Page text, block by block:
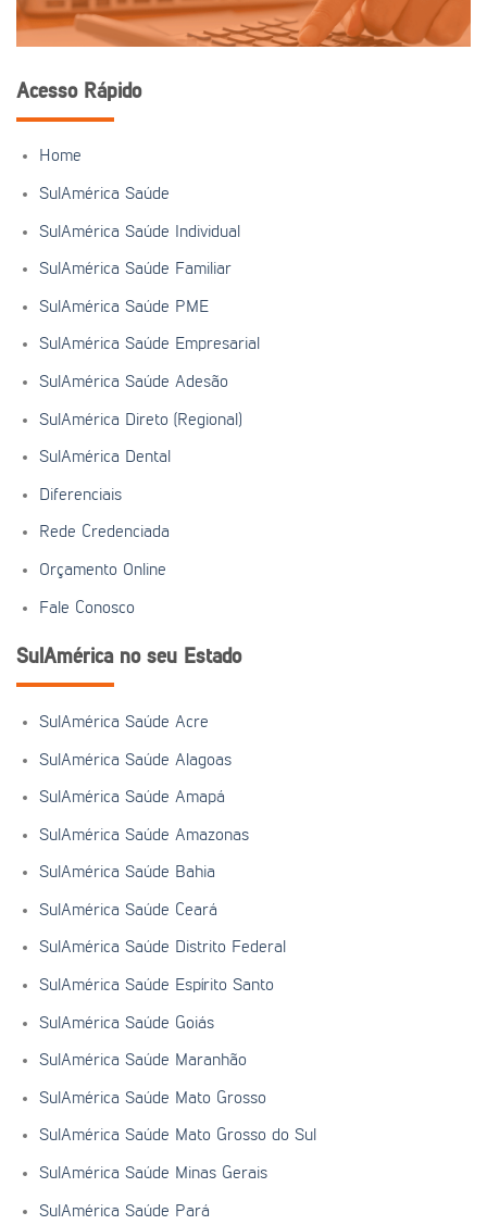
Acesso Rápido
Home
SulAmérica Saúde
SulAmérica Saúde Individual
SulAmérica Saúde Familiar
SulAmérica Saúde PME
SulAmérica Saúde Empresarial
SulAmérica Saúde Adesão
SulAmérica Direto (Regional)
SulAmérica Dental
Diferenciais
Rede Credenciada
Orçamento Online
Fale Conosco
SulAmérica no seu Estado
SulAmérica Saúde Acre
SulAmérica Saúde Alagoas
SulAmérica Saúde Amapá
SulAmérica Saúde Amazonas
SulAmérica Saúde Bahia
SulAmérica Saúde Ceará
SulAmérica Saúde Distrito Federal
SulAmérica Saúde Espírito Santo
SulAmérica Saúde Goiás
SulAmérica Saúde Maranhão
SulAmérica Saúde Mato Grosso
SulAmérica Saúde Mato Grosso do Sul
SulAmérica Saúde Minas Gerais
SulAmérica Saúde Pará